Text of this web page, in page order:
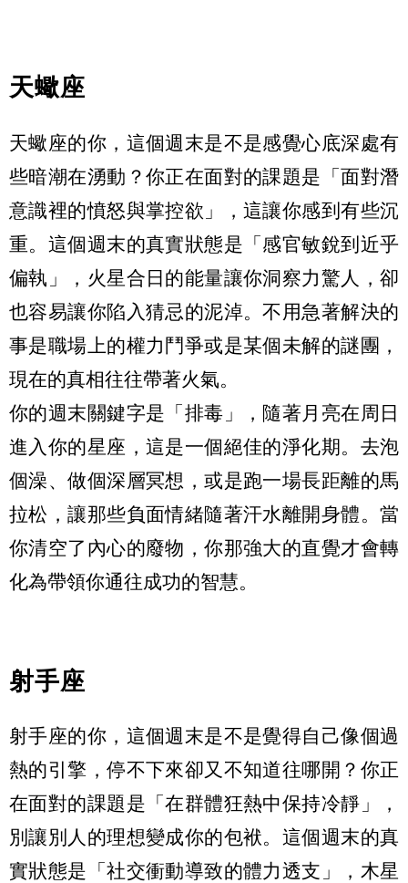
天蠍座
天蠍座的你，這個週末是不是感覺心底深處有
些暗潮在湧動？你正在面對的課題是「面對潛
意識裡的憤怒與掌控欲」，這讓你感到有些沉
重。這個週末的真實狀態是「感官敏銳到近乎
偏執」，火星合日的能量讓你洞察力驚人，卻
也容易讓你陷入猜忌的泥淖。不用急著解決的
事是職場上的權力鬥爭或是某個未解的謎團，
現在的真相往往帶著火氣。
你的週末關鍵字是「排毒」，隨著月亮在周日
進入你的星座，這是一個絕佳的淨化期。去泡
個澡、做個深層冥想，或是跑一場長距離的馬
拉松，讓那些負面情緒隨著汗水離開身體。當
你清空了內心的廢物，你那強大的直覺才會轉
化為帶領你通往成功的智慧。
射手座
射手座的你，這個週末是不是覺得自己像個過
熱的引擎，停不下來卻又不知道往哪開？你正
在面對的課題是「在群體狂熱中保持冷靜」，
別讓別人的理想變成你的包袱。這個週末的真
實狀態是「社交衝動導致的體力透支」，木星